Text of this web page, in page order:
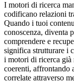
I motori di ricerca
codificano relazioni
Quando i tuoi
conoscenza, diventa
comprendere e
significa strutturare i
i motori di ricerca già
coerenti, affrontando
correlate attraverso